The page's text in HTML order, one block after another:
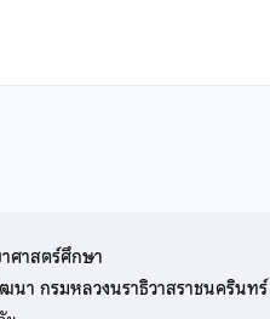
ศาสตร์ศึกษา
นา กรมหลวงนราธิวาสราชนครินทร์